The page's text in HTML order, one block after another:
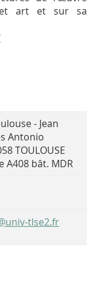
art et sur sa
- Jean
Antonio
TOULOUSE
A408 bât. MDR
tlse2.fr